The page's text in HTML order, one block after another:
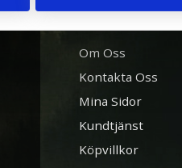
INFORMATION
Om Oss
Kontakta Oss
Mina Sidor
Kundtjänst
Köpvillkor